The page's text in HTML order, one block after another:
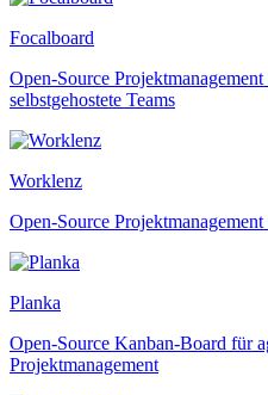
Focalboard
Open-Source
selbstgehostete Teams
Worklenz
Open-Source
Planka
Open-Source Kanban-Board für
Projektmanagement